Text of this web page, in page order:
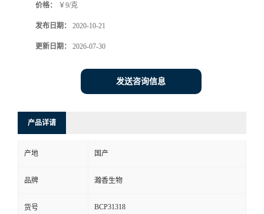
价格： ￥9/克
发布日期： 2020-10-21
更新日期： 2026-07-30
发送咨询信息
产品详请
产地 国产
品牌 瀚香生物
货号 BCP31318